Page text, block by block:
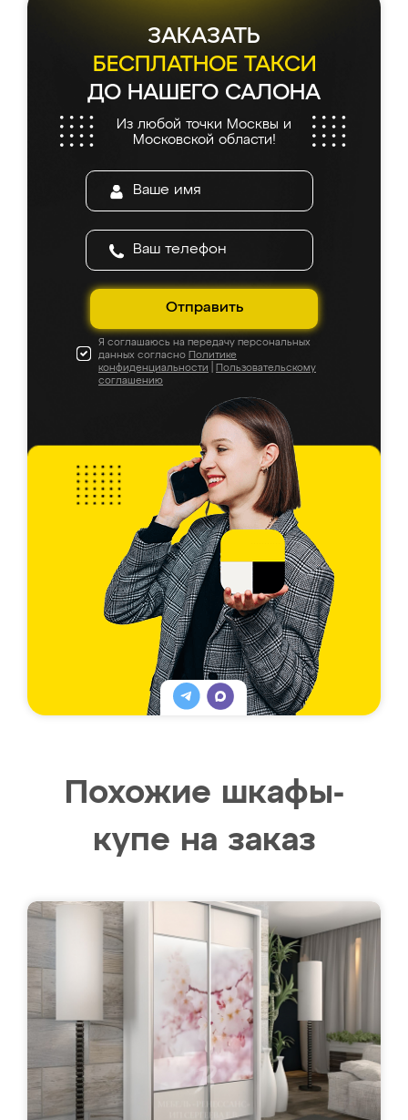
ЗАКАЗАТЬ
БЕСПЛАТНОЕ ТАКСИ
ДО НАШЕГО САЛОНА
Из любой точки Москвы и
Московской области!
Отправить
Я соглашаюсь на передачу персональных
данных согласно Политике
конфиденциальности
Пользовательскому
соглашению
Похожие шкафы-
купе на заказ